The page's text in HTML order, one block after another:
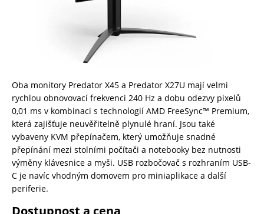
Oba monitory Predator X45 a Predator X27U mají velmi
rychlou obnovovací frekvenci 240 Hz a dobu odezvy pixelů
0,01 ms v kombinaci s technologií AMD FreeSync™ Premium,
která zajišťuje neuvěřitelně plynulé hraní. Jsou také
vybaveny KVM přepínačem, který umožňuje snadné
přepínání mezi stolními počítači a notebooky bez nutnosti
výměny klávesnice a myši. USB rozbočovač s rozhraním USB-
C je navíc vhodným domovem pro miniaplikace a další
periferie.
Dostupnost a cena